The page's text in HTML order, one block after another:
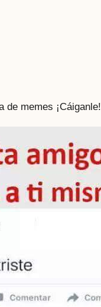
de memes ¡Cáiganle!